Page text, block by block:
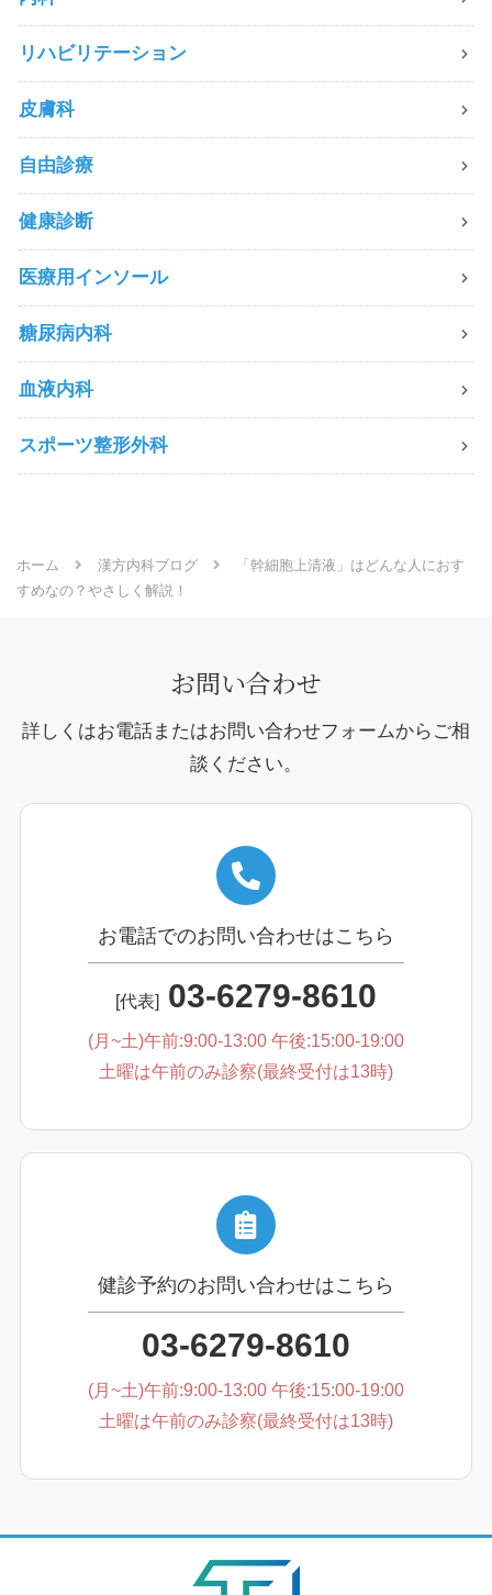
リハビリテーション
皮膚科
自由診療
健康診断
医療用インソール
糖尿病内科
血液内科
スポーツ整形外科
ホーム 漢方内科ブログ
「幹細胞上清液」はどんな人におす
すめなの？やさしく解説！
お問い合わせ
詳しくはお電話またはお問い合わせフォームからご相
談ください。
お電話でのお問い合わせはこちら
[代表] 03-6279-8610
(月~土)午前:9:00-13:00 午後:15:00-19:00
土曜は午前のみ診察(最終受付は13時)
健診予約のお問い合わせはこちら
03-6279-8610
(月~土)午前:9:00-13:00 午後:15:00-19:00
土曜は午前のみ診察(最終受付は13時)